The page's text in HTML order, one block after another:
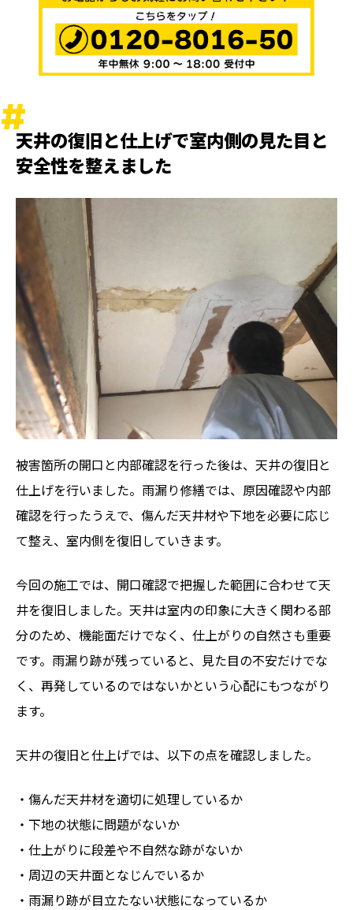
天井の復旧と仕上げで室内側の見た目と
安全性を整えました
被害箇所の開口と内部確認を行った後は、天井の復旧と
仕上げを行いました。雨漏り修繕では、原因確認や内部
確認を行ったうえで、傷んだ天井材や下地を必要に応じ
て整え、室内側を復旧していきます。
今回の施工では、開口確認で把握した範囲に合わせて天
井を復旧しました。天井は室内の印象に大きく関わる部
分のため、機能面だけでなく、仕上がりの自然さも重要
です。雨漏り跡が残っていると、見た目の不安だけでな
く、再発しているのではないかという心配にもつながり
ます。
天井の復旧と仕上げでは、以下の点を確認しました。
・傷んだ天井材を適切に処理しているか
・下地の状態に問題がないか
・仕上がりに段差や不自然な跡がないか
・周辺の天井面となじんでいるか
・雨漏り跡が目立たない状態になっているか